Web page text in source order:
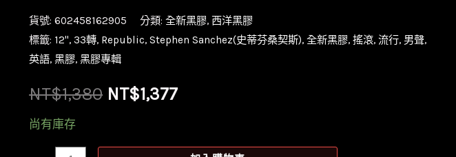
貨號:602458162905 分類:全新黑膠,西洋黑膠
標籤: 12'',33轉, Republic,Stephen Sanchez(史蒂芬桑契斯),全新黑膠,搖滾,流行, 男聲,
英語,黑膠,黑膠專輯
NT$1,380 原
NT$1,377目
尚有庫存